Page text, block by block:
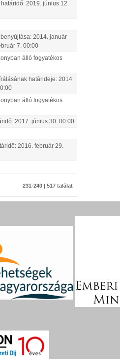
2019. június 12
2014. január
7 00:00
álló fogyatékos
határideje: 2014.
álló fogyatékos
2017. június 30 00:00
2016. február 29
231-240 | 517 találat